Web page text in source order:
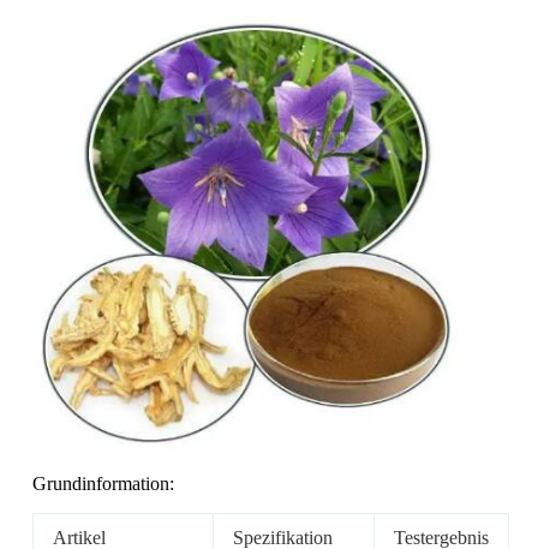
Grundinformation:
Artikel Spezifikation Testergebnis